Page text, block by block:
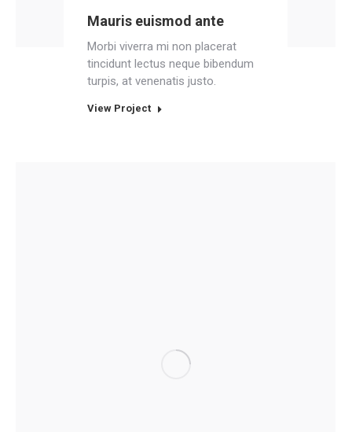
Mauris euismod ante
Morbi viverra mi non placerat
tincidunt lectus neque bibendum
turpis, at venenatis justo.
View Project